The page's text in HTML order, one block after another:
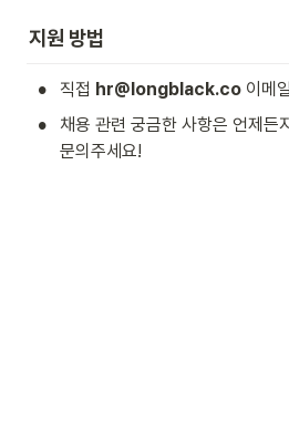
지원 방법
• 직접 hr@longblack.co 이메
• 채용 관련 궁금한 사항은 언제든지
문의주세요!